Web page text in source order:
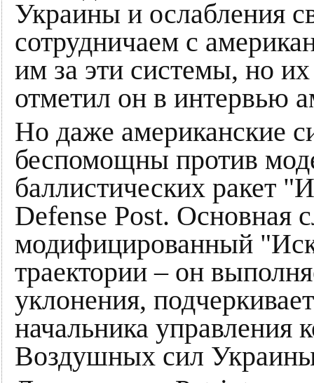
Украины и ослабления
сотрудничаем с
им за эти системы, но
отметил он в интервью
Но даже американские
беспомощны против
баллистических ракет
Defense Post. Основная
модифицированный
траектории – он
уклонения,
начальника управления
Воздушных сил